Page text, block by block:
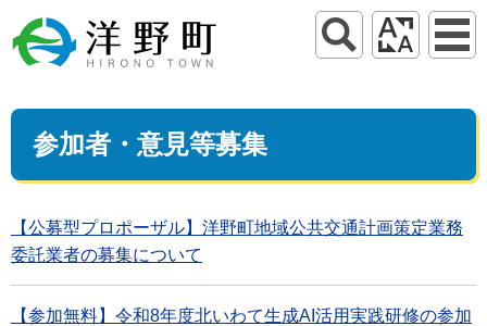
参加者・意見等募集
【公募型プロポーザル】洋野町地域公共交通計画策定業務
委託業者の募集について
【参加無料】令和8年度北いわて生成AI活用実践研修の参加